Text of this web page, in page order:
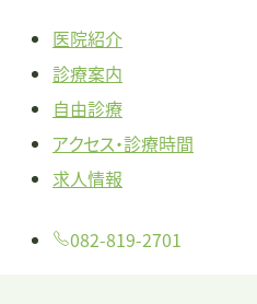
医院紹介
診療案内
自由診療
アクセス・診療時間
求人情報
082-819-2701